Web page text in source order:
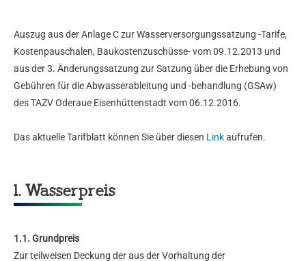
Auszug aus der Anlage C zur Wasserversorgungssatzung -Tarife,
Kostenpauschalen, Baukostenzuschüsse- vom 09.12.2013 und
aus der 3. Änderungssatzung zur Satzung über die Erhebung von
Gebühren für die Abwasserableitung und -behandlung (GSAw)
des TAZV Oderaue Eisenhüttenstadt vom 06.12.2016.
Das aktuelle Tarifblatt können Sie über diesen Linkaufrufen.
1. Wasserpreis
1.1. Grundpreis
Zur teilweisen Deckung der aus der Vorhaltung der